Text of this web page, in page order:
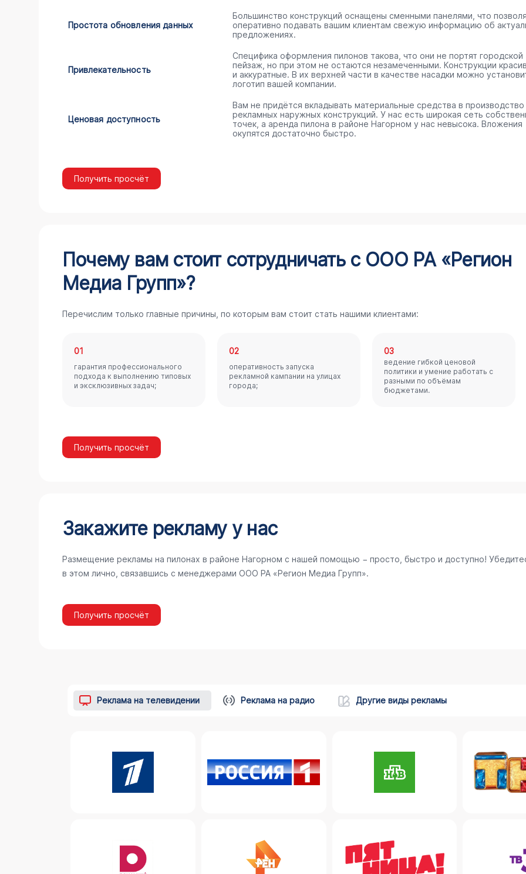
Простота обновления данных
Большинство конструкций оснащены сменными панелями, что
оперативно подавать вашим клиентам свежую информацию об
предложениях.
Привлекательность
Специфика оформления пилонов такова, что они не портят городской
пейзаж, но при этом не остаются незамеченными. Конструкции
и аккуратные. В их верхней части в качестве насадки можно
логотип вашей компании.
Ценовая доступность
Вам не придётся вкладывать материальные средства в производство
рекламных наружных конструкций. У нас есть широкая сеть
точек, а аренда пилона в районе Нагорном у нас невысока. Вложения
окупятся достаточно быстро.
Получить просчёт
Почему вам стоит сотрудничать с ООО РА «Регион
Медиа Групп»?
Перечислим только главные причины, по которым вам стоит стать нашими клиентами:
01
гарантия профессионального
подхода к выполнению типовых
и эксклюзивных задач;
02
оперативность запуска
рекламной кампании на улицах
города;
03
ведение гибкой ценовой
политики и умение работать с
разными по объёмам
бюджетами.
Получить просчёт
Закажите рекламу у нас
Размещение рекламы на пилонах в районе Нагорном с нашей помощью − просто, быстро и доступно!
в этом лично, связавшись с менеджерами ООО РА «Регион Медиа Групп».
Получить просчёт
Реклама на телевидении Реклама на радио Другие виды рекламы